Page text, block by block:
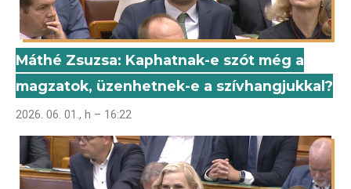
Máthé Zsuzsa: Kaphatnak-e szót még a
magzatok, üzenhetnek-e a szívhangjukkal?
2026. 06. 01., h – 16:22